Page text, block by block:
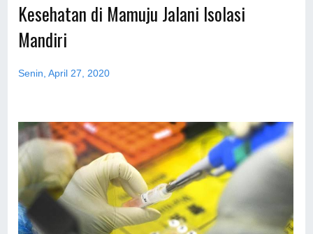
Kesehatan di Mamuju Jalani Isolasi
Mandiri
Senin, April 27, 2020